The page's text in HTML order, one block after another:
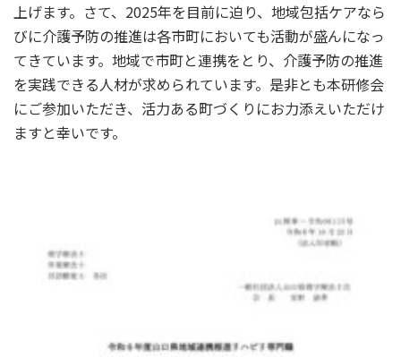
上げます。さて、2025年を目前に迫り、地域包括ケアなら
びに介護予防の推進は各市町においても活動が盛んになっ
てきています。地域で市町と連携をとり、介護予防の推進
を実践できる人材が求められています。是非とも本研修会
にご参加いただき、活力ある町づくりにお力添えいただけ
ますと幸いです。